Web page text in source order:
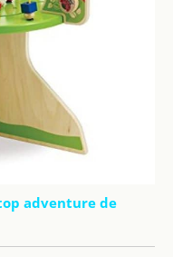
adventure de